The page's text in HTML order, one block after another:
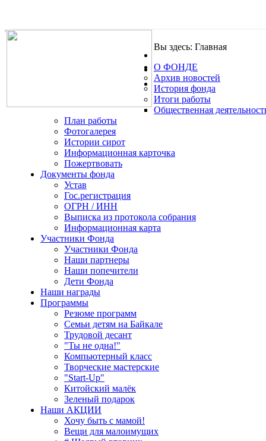
.
Вы здесь: Главная
О ФОНДЕ
Архив новостей
История фонда
Итоги работы
Общественная
План работы
Фотогалерея
Истории сирот
Информационная карточка
Пожертвовать
Документы фонда
Устав
Гос.регистрация
ОГРН / ИНН
Выписка из протокола собрания
Информационная карта
Участники Фонда
Участники Фонда
Наши партнеры
Наши попечители
Дети Фонда
Наши награды
Программы
Резюме программ
Семьи детям на Байкале
Трудовой десант
"Ты не одна!"
Компьютерный класс
Творческие мастерские
"Start-Up"
Китойский малёк
Зеленый подарок
Наши АКЦИИ
Хочу быть с мамой!
Вещи для малоимущих